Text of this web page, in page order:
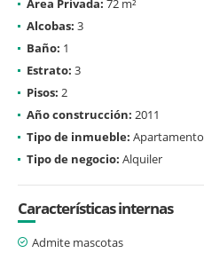
Área Privada: 72 m²
Alcobas: 3
Baño: 1
Estrato: 3
Pisos: 2
Año construcción: 2011
Tipo de inmueble: Apartamento
Tipo de negocio: Alquiler
Características internas
Admite mascotas